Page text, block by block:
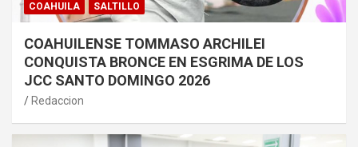
COAHUILA SALTILLO
COAHUILENSE TOMMASO ARCHILEI
CONQUISTA BRONCE EN ESGRIMA DE LOS
JCC SANTO DOMINGO 2026
Redaccion